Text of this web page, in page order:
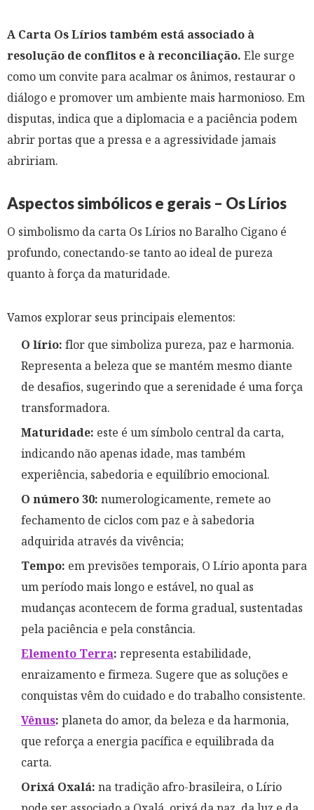
A Carta Os Lírios também está associado à
resolução de conflitos e à reconciliação. Ele surge
como um convite para acalmar os ânimos, restaurar o
diálogo e promover um ambiente mais harmonioso. Em
disputas, indica que a diplomacia e a paciência podem
abrir portas que a pressa e a agressividade jamais
abririam.
Aspectos simbólicos e gerais – Os Lírios
O simbolismo da carta Os Lírios no Baralho Cigano é
profundo, conectando-se tanto ao ideal de pureza
quanto à força da maturidade.
Vamos explorar seus principais elementos:
O lírio: flor que simboliza pureza, paz e harmonia.
Representa a beleza que se mantém mesmo diante
de desafios, sugerindo que a serenidade é uma força
transformadora.
Maturidade: este é um símbolo central da carta,
indicando não apenas idade, mas também
experiência, sabedoria e equilíbrio emocional.
O número 30: numerologicamente, remete ao
fechamento de ciclos com paz e à sabedoria
adquirida através da vivência;
Tempo: em previsões temporais, O Lírio aponta para
um período mais longo e estável, no qual as
mudanças acontecem de forma gradual, sustentadas
pela paciência e pela constância.
Elemento Terra: representa estabilidade,
enraizamento e firmeza. Sugere que as soluções e
conquistas vêm do cuidado e do trabalho consistente.
Vênus: planeta do amor, da beleza e da harmonia,
que reforça a energia pacífica e equilibrada da
carta.
Orixá Oxalá: na tradição afro-brasileira, o Lírio